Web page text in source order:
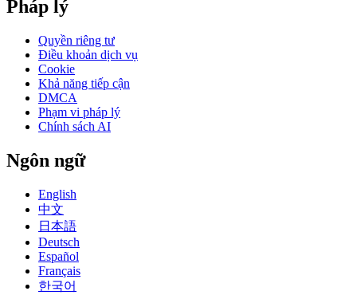
Pháp lý
Quyền riêng tư
Điều khoản dịch vụ
Cookie
Khả năng tiếp cận
DMCA
Phạm vi pháp lý
Chính sách AI
Ngôn ngữ
English
中文
日本語
Deutsch
Español
Français
한국어